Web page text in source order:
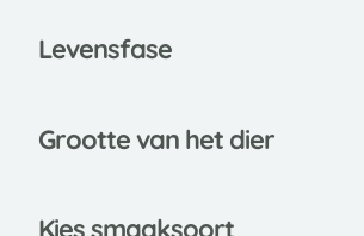
Levensfase
Grootte van het dier